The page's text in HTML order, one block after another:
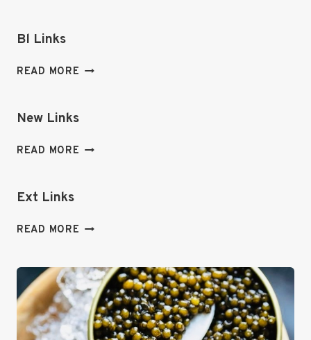
Bl Links
READ MORE BL
New Links
READ MORE NEW
Ext Links
READ MORE EXT